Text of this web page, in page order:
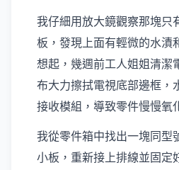
我仔細用放大鏡觀察那塊只
板，發現上面有輕微的水漬
想起，幾週前工人姐姐清潔
布大力擦拭電視底部邊框，
接收模組，導致零件慢慢氧
我從零件箱中找出一塊同型
小板，重新接上排線並固定